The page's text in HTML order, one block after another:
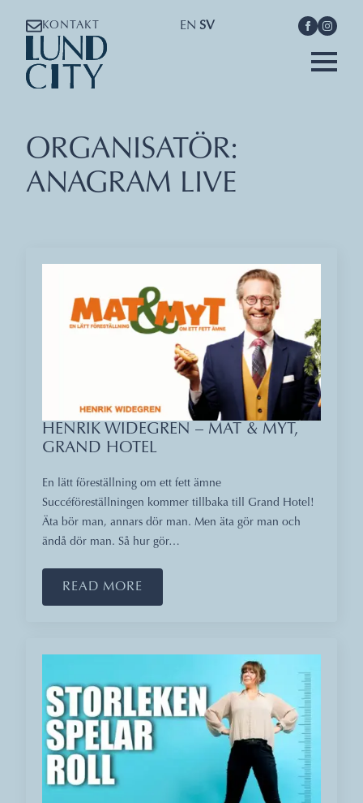
KONTAKT EN SV
ORGANISATÖR:
ANAGRAM LIVE
HENRIK WIDEGREN – MAT & MYT,
GRAND HOTEL
En lätt föreställning om ett fett ämne
Succéföreställningen kommer tillbaka till Grand Hotel!
Äta bör man, annars dör man. Men äta gör man och
ändå dör man. Så hur gör…
READ MORE